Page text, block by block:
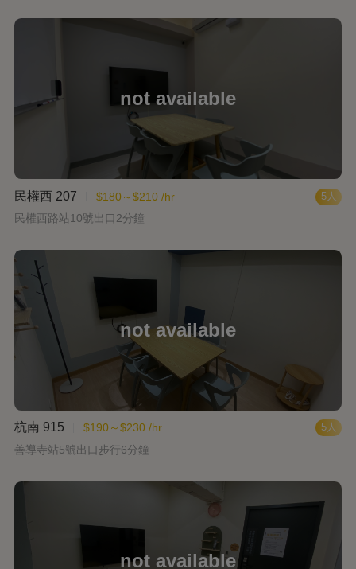
5人
民權西 207
$180～$210 /hr
民權西路站10號出口2分鐘
5人
杭南 915
$190～$230 /hr
善導寺站5號出口步行6分鐘